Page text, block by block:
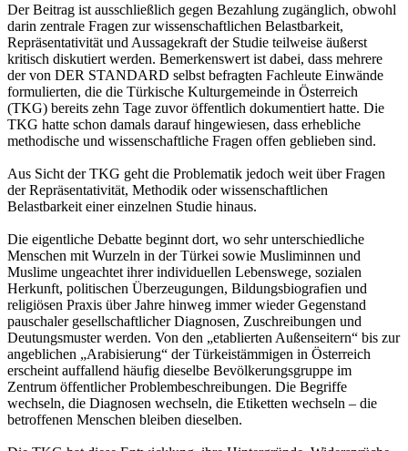
Der Beitrag ist ausschließlich gegen Bezahlung zugänglich, obwohl
darin zentrale Fragen zur wissenschaftlichen Belastbarkeit,
Repräsentativität und Aussagekraft der Studie teilweise äußerst
kritisch diskutiert werden. Bemerkenswert ist dabei, dass mehrere
der von DER STANDARD selbst befragten Fachleute Einwände
formulierten, die die Türkische Kulturgemeinde in Österreich
(TKG) bereits zehn Tage zuvor öffentlich dokumentiert hatte. Die
TKG hatte schon damals darauf hingewiesen, dass erhebliche
methodische und wissenschaftliche Fragen offen geblieben sind.
Aus Sicht der TKG geht die Problematik jedoch weit über Fragen
der Repräsentativität, Methodik oder wissenschaftlichen
Belastbarkeit einer einzelnen Studie hinaus.
Die eigentliche Debatte beginnt dort, wo sehr unterschiedliche
Menschen mit Wurzeln in der Türkei sowie Musliminnen und
Muslime ungeachtet ihrer individuellen Lebenswege, sozialen
Herkunft, politischen Überzeugungen, Bildungsbiografien und
religiösen Praxis über Jahre hinweg immer wieder Gegenstand
pauschaler gesellschaftlicher Diagnosen, Zuschreibungen und
Deutungsmuster werden. Von den „etablierten Außenseitern“ bis zur
angeblichen „Arabisierung“ der Türkeistämmigen in Österreich
erscheint auffallend häufig dieselbe Bevölkerungsgruppe im
Zentrum öffentlicher Problembeschreibungen. Die Begriffe
wechseln, die Diagnosen wechseln, die Etiketten wechseln – die
betroffenen Menschen bleiben dieselben.